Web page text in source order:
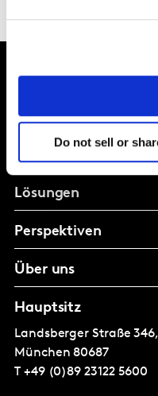
Do not sell or
Intelligence
Growth
Lösungen
Perspektiven
Über uns
Hauptsitz
Landsberger Straße 346,
München 80687
T +49 (0)89 23122 5600